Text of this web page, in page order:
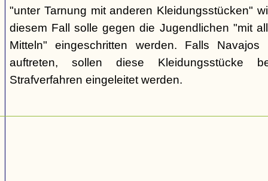
"unter Tarnung mit anderen Kleidungsstücken"
diesem Fall solle gegen die Jugendlichen "mit
Mitteln" eingeschritten werden. Falls Navajos
auftreten, sollen diese Kleidungsstücke
Strafverfahren eingeleitet werden.